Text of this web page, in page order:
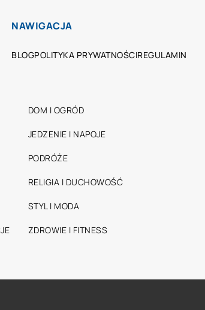
NAWIGACJA
BLOGPOLITYKA PRYWATNOŚCIREGULAMIN
DOM I OGRÓD
JEDZENIE I NAPOJE
PODRÓŻE
RELIGIA I DUCHOWOŚĆ
STYL I MODA
ZDROWIE I FITNESS